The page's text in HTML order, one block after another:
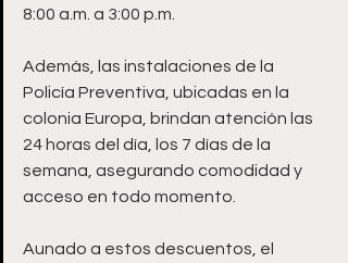
8:00 a.m. a 3:00 p.m.
Además, las instalaciones de la
Policía Preventiva, ubicadas en la
colonia Europa, brindan atención las
24 horas del día, los 7 días de la
semana, asegurando comodidad y
acceso en todo momento.
Aunado a estos descuentos, el